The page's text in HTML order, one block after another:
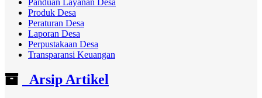
Produk Desa
Peraturan Desa
Laporan Desa
Perpustakaan Desa
Transparansi Keuangan
Arsip Artikel